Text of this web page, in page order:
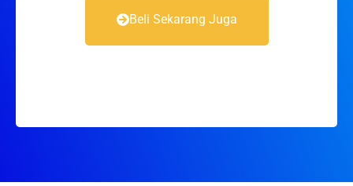
Beli Sekarang Juga